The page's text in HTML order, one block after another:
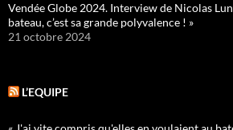
Vendée Globe 2024. Interview de Nicolas
bateau, c’est sa grande polyvalence ! »
21 octobre 2024
L’EQUIPE